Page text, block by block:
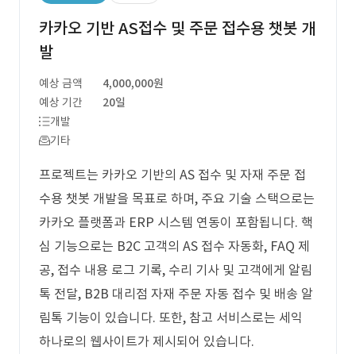
카카오 기반 AS접수 및 주문 접수용 챗봇 개
발
예상 금액
4,000,000원
예상 기간
20일
개발
기타
프로젝트는 카카오 기반의 AS 접수 및 자재 주문 접
수용 챗봇 개발을 목표로 하며, 주요 기술 스택으로는
카카오 플랫폼과 ERP 시스템 연동이 포함됩니다. 핵
심 기능으로는 B2C 고객의 AS 접수 자동화, FAQ 제
공, 접수 내용 로그 기록, 수리 기사 및 고객에게 알림
톡 전달, B2B 대리점 자재 주문 자동 접수 및 배송 알
림톡 기능이 있습니다. 또한, 참고 서비스로는 세익
하나로의 웹사이트가 제시되어 있습니다.